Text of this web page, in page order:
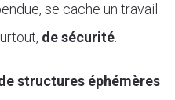
se cache un travail
de sécurité.
structures éphémères